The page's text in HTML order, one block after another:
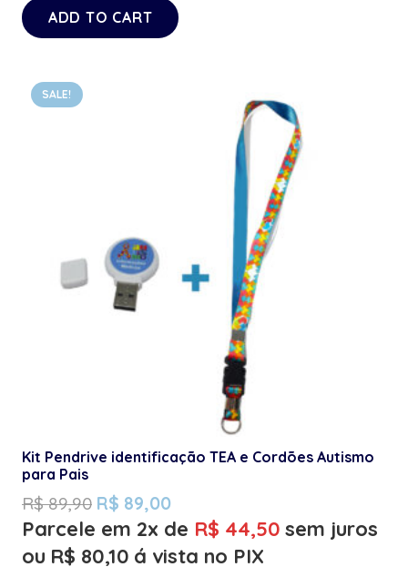
ADD TO CART
SALE!
Kit Pendrive identificação TEA e Cordões Autismo
para Pais
R$89,90 R$ 89,00
Parcele em 2x de R$ 44,50 sem juros
ou R$ 80,10 á vista no PIX